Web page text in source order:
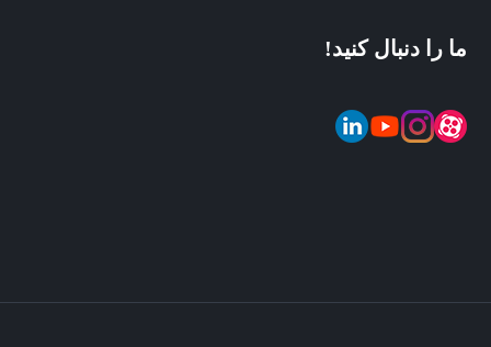
ما را دنبال کنید!